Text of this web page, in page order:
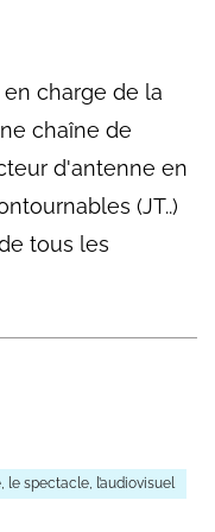
en charge de la
chaîne de
d'antenne en
(JT..)
tous les
le spectacle, l’audiovisuel